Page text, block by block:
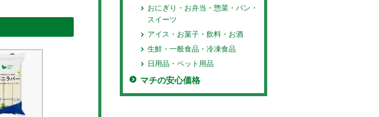
おにぎり・お弁当・惣菜・パン・
スイーツ
アイス・お菓子・飲料・お酒
生鮮・一般食品・冷凍食品
日用品・ペット用品
マチの安心価格